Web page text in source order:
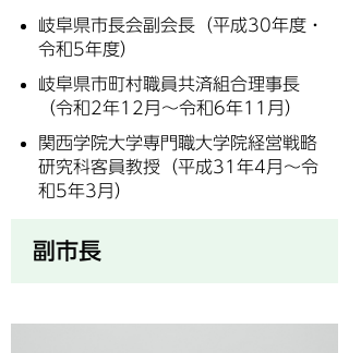
岐阜県市長会副会長（平成30年度・
令和5年度）
岐阜県市町村職員共済組合理事長
（令和2年12月～令和6年11月）
関西学院大学専門職大学院経営戦略
研究科客員教授（平成31年4月～令
和5年3月）
副市長